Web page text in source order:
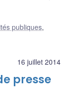
publiques,
16 juillet 2014
presse